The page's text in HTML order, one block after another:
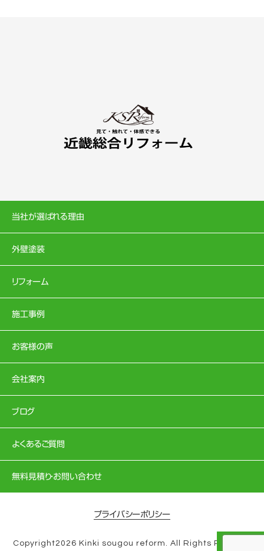
当社が選ばれる理由
外壁塗装
リフォーム
施工事例
お客様の声
会社案内
ブログ
よくあるご質問
無料見積り・お問い合わせ
プライバシーポリシー
Copyright2026 Kinki sougou reform. All Rights Reserve